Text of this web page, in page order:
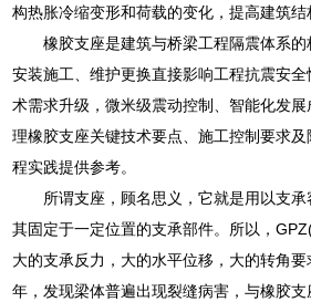
构热胀冷缩变形和荷载的变化，提高建筑结
橡胶支座是建筑与桥梁工程隔震体系的
安装施工、维护更换直接影响工程抗震安
术需求升级，微米级震动控制、智能化发
理橡胶支座关键技术要点、施工控制要求
程实践提供参考。
所谓支座，顾名思义，它就是用以支
其固定于一定位置的支承部件。所以，
大的支承反力，大的水平位移，大的转角
年，发现梁体普遍出现裂缝病害，与橡胶